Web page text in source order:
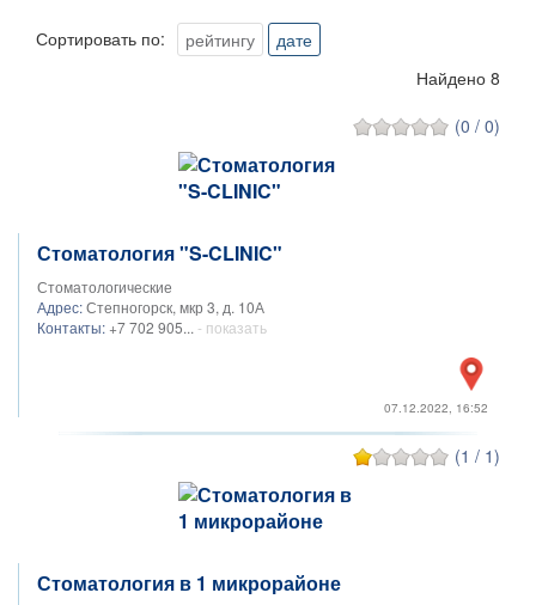
Сортировать по: рейтингу
дате
Найдено 8
(0 / 0)
Стоматология "S-CLINIC"
Стоматологические
Адрес:Степногорск, мкр 3, д. 10А
Контакты: +7 702 905... - показать
07.12.2022, 16:52
(1 / 1)
Стоматология в 1 микрорайоне